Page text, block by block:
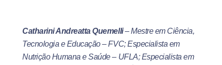
Catharini Andreatta Quemelli– Mestre em Ciência,
Tecnologia e Educação – FVC; Especialista em
Nutrição Humana e Saúde – UFLA; Especialista em